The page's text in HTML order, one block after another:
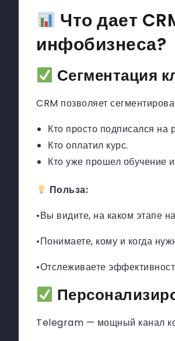
Что дает
инфобизнеса?
Сегментация
CRM позволяет
Кто просто подписался на
Кто оплатил курс.
Кто уже прошел обучение
Польза:
•Вы видите, на каком этапе
•Понимаете, кому и когда
•Отслеживаете
Telegram — мощный канал